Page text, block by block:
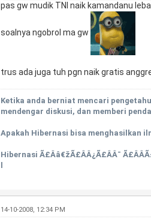
pas gw mudik TNI naik kamandanu
soalnya ngobrol ma gw
trus ada juga tuh pgn naik gratis
Ketika anda berniat mencari
mendengar diskusi, dan memberi
Apakah Hibernasi bisa menghasilkan
Hibernasi Ã£Ââ€žÃ£ÂÂ¿Ã£ÂÂ¯
14-10-2008, 12:34 PM